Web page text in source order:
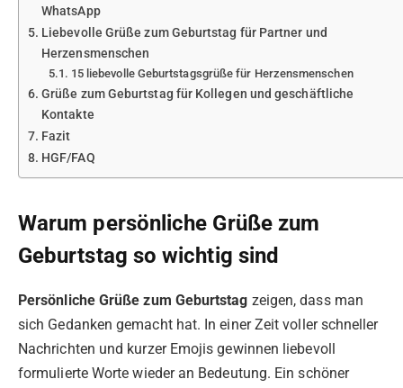
WhatsApp
Liebevolle Grüße zum Geburtstag für Partner und
Herzensmenschen
15 liebevolle Geburtstagsgrüße für Herzensmenschen
Grüße zum Geburtstag für Kollegen und geschäftliche
Kontakte
Fazit
HGF/FAQ
Warum persönliche Grüße zum
Geburtstag so wichtig sind
Persönliche Grüße zum Geburtstag zeigen, dass man
sich Gedanken gemacht hat. In einer Zeit voller schneller
Nachrichten und kurzer Emojis gewinnen liebevoll
formulierte Worte wieder an Bedeutung. Ein schöner